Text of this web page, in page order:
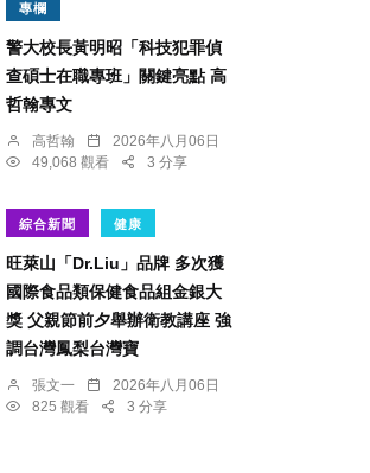
專欄
警大校長黃明昭「科技犯罪偵
查碩士在職專班」關鍵亮點 高
哲翰專文
高哲翰
2026年八月06日
49,068 觀看
3 分享
綜合新聞 健康
旺萊山「Dr.Liu」品牌 多次獲
國際食品類保健食品組金銀大
獎 父親節前夕舉辦衛教講座 強
調台灣鳳梨台灣寶
張文一
2026年八月06日
825 觀看
3 分享